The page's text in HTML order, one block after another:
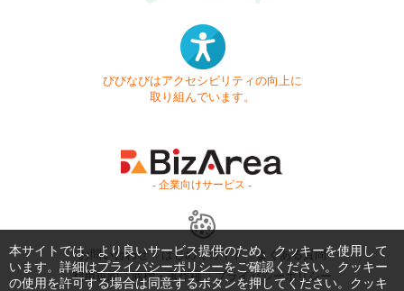
びびなびはアクセシビリティの向上に
取り組んでいます。
- 企業向けサービス -
お問い合わせ はじめてガイド
よくある質問
利用規約
商標・著作権 プライバシーポリシー
本サイトでは、より良いサービス提供のため、クッキーを使用して
います。詳細はプライバシーポリシーをご確認ください。クッキー
の使用を許可する場合は同意するボタンを押してください。クッキ